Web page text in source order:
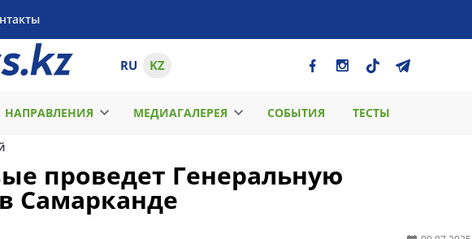
RU KZ
НАПРАВЛЕНИЯ МЕДИАГАЛЕРЕЯ СОБЫТИЯ ТЕСТЫ
проведет Генеральную
Самарканде